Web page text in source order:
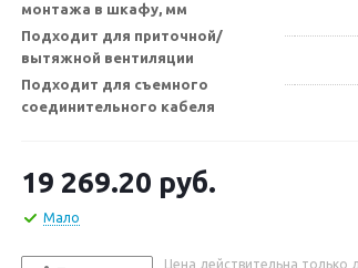
монтажа в шкафу, мм
Подходит для приточной/
вытяжной вентиляции
Подходит для съемного
соединительного кабеля
19 269.20 руб.
Мало
Цена действительна только